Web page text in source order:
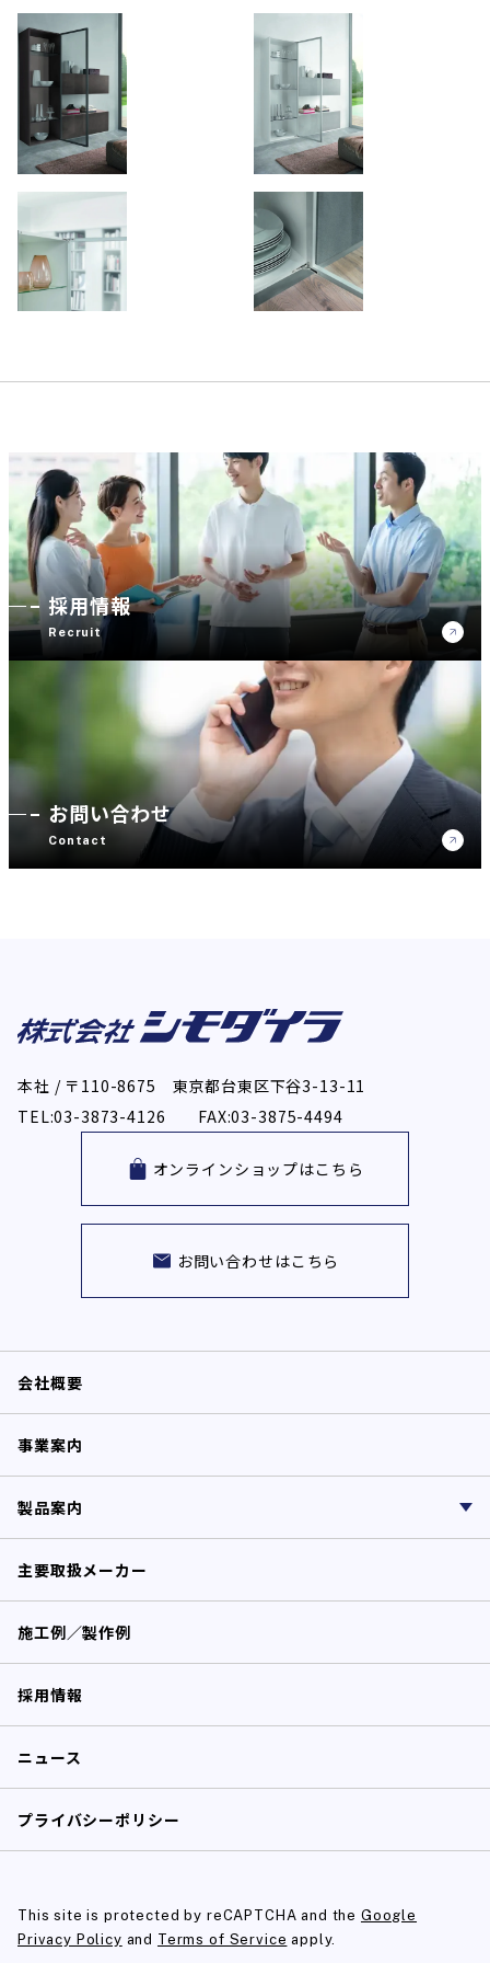
採用情報
Recruit
お問い合わせ
Contact
本社 / 〒110-8675 東京都台東区下谷3-13-11
TEL:03-3873-4126 FAX:03-3875-4494
オンラインショップはこちら
お問い合わせはこちら
会社概要
事業案内
製品案内
主要取扱メーカー
施工例／製作例
採用情報
ニュース
プライバシーポリシー
This site is protected by reCAPTCHA and the Google
Privacy Policy and Terms of Service apply.